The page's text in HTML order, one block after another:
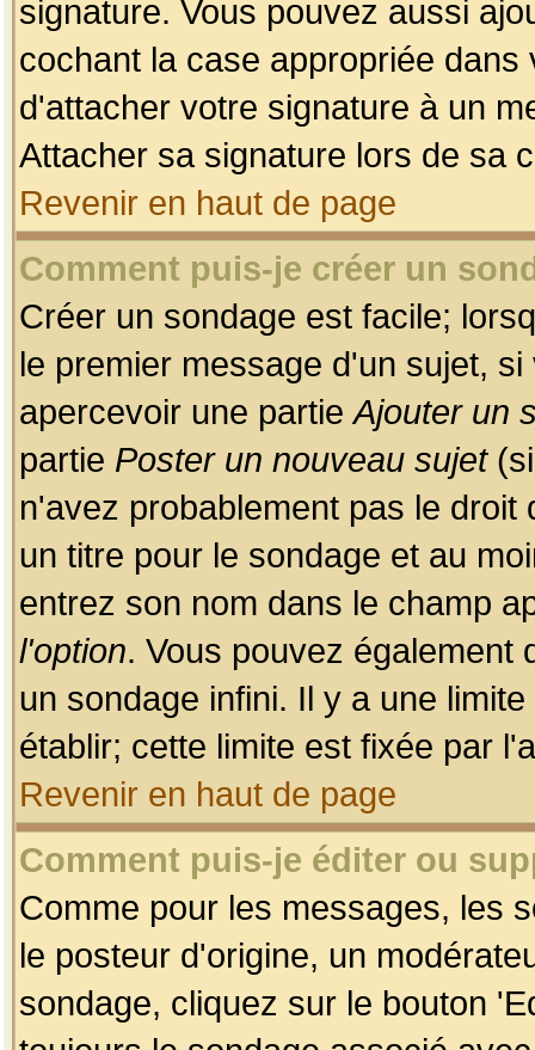
signature. Vous pouvez aussi
cochant la case appropriée
d'attacher votre signature à un
Attacher sa signature lors de sa
Revenir en haut de page
Comment puis-je créer un
Créer un sondage est facile;
le premier message d'un sujet,
apercevoir une partieAjouter un
partie Poster un nouveau sujet(si
n'avez probablement pas le
un titre pour le sondage et au
entrez son nom dans le champ
l'option. Vous pouvez également
un sondage infini. Il y a une
établir; cette limite est fixée par
Revenir en haut de page
Comment puis-je éditer ou
Comme pour les messages, les
le posteur d'origine, un
sondage, cliquez sur le bouton